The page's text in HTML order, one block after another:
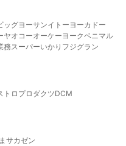
ッグヨーサンイトーヨーカドー
ヤオコーオーケー ヨークベニマル
務スーパーいかり フジグラン
トロプロダクツDCM
サカゼン